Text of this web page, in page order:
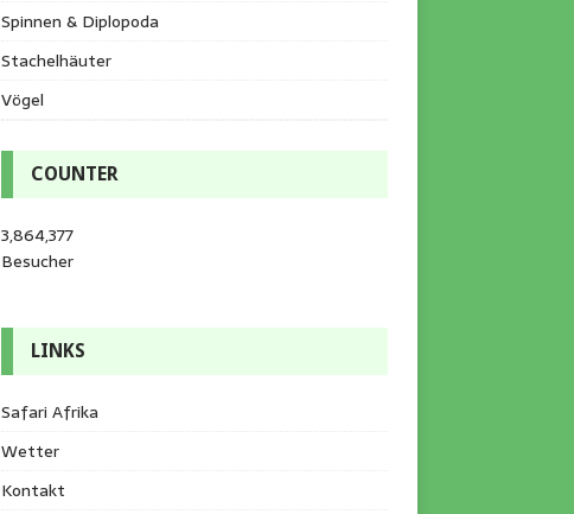
Spinnen & Diplopoda
Stachelhäuter
Vögel
COUNTER
3,864,377
Besucher
LINKS
Safari Afrika
Wetter
Kontakt